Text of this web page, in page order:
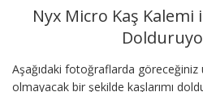
Nyx Micro Kaş Kalemi
Aşağıdaki fotoğraflarda
olmayacak bir şekilde kaşlarımı